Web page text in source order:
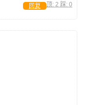
顶: 2 踩: 0
回复